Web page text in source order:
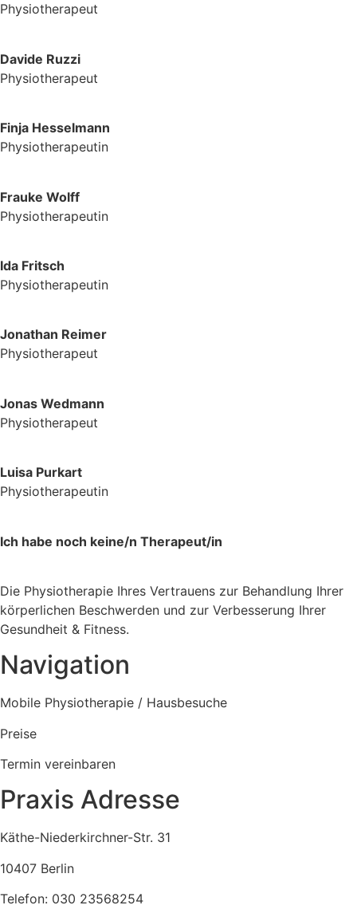
Physiotherapeut
Davide Ruzzi
Physiotherapeut
Finja Hesselmann
Physiotherapeutin
Frauke Wolff
Physiotherapeutin
Ida Fritsch
Physiotherapeutin
Jonathan Reimer
Physiotherapeut
Jonas Wedmann
Physiotherapeut
Luisa Purkart
Physiotherapeutin
Ich habe noch keine/n Therapeut/in
Die Physiotherapie Ihres Vertrauens zur Behandlung Ihrer
körperlichen Beschwerden und zur Verbesserung Ihrer
Gesundheit & Fitness.
Navigation
Mobile Physiotherapie / Hausbesuche
Preise
Termin vereinbaren
Praxis Adresse
Käthe-Niederkirchner-Str. 31
10407 Berlin
Telefon: 030 23568254